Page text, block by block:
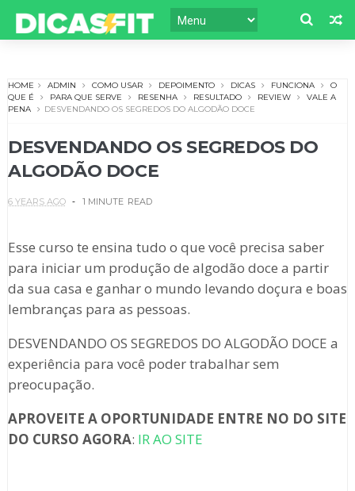
HOME ADMIN COMO USAR DEPOIMENTO DICAS FUNCIONA
O
QUE É
PARA QUE SERVE RESENHA RESULTADO REVIEW
VALE A
PENA
DESVENDANDO OS SEGREDOS DO ALGODÃO DOCE
DESVENDANDO OS SEGREDOS DO
ALGODÃO DOCE
6 YEARS AGO 1 MINUTE READ
Esse curso te ensina tudo o que você precisa saber
para iniciar um produção de algodão doce a partir
da sua casa e ganhar o mundo levando doçura e boas
lembranças para as pessoas.
DESVENDANDO OS SEGREDOS DO ALGODÃO DOCE a
experiência para você poder trabalhar sem
preocupação.
APROVEITE A OPORTUNIDADE ENTRE NO DO SITE
DO CURSO AGORA: IR AO SITE